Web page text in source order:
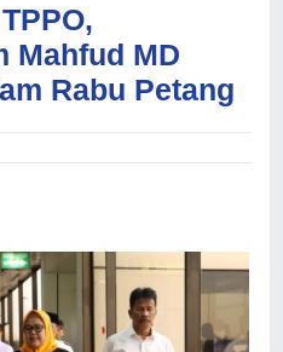
Mahfud MD
Rabu Petang